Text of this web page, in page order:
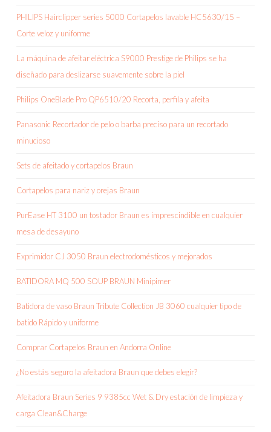
PHILIPS Hairclipper series 5000 Cortapelos lavable HC5630/15 –
Corte veloz y uniforme
La máquina de afeitar eléctrica S9000 Prestige de Philips se ha
diseñado para deslizarse suavemente sobre la piel
Philips OneBlade Pro QP6510/20 Recorta, perfila y afeita
Panasonic Recortador de pelo o barba preciso para un recortado
minucioso
Sets de afeitado y cortapelos Braun
Cortapelos para nariz y orejas Braun
PurEase HT 3100 un tostador Braun es imprescindible en cualquier
mesa de desayuno
Exprimidor CJ 3050 Braun electrodomésticos y mejorados
BATIDORA MQ 500 SOUP BRAUN Minipimer
Batidora de vaso Braun Tribute Collection JB 3060 cualquier tipo de
batido Rápido y uniforme
Comprar Cortapelos Braun en Andorra Online
¿No estás seguro la afeitadora Braun que debes elegir?
Afeitadora Braun Series 9 9385cc Wet & Dry estación de limpieza y
carga Clean&Charge